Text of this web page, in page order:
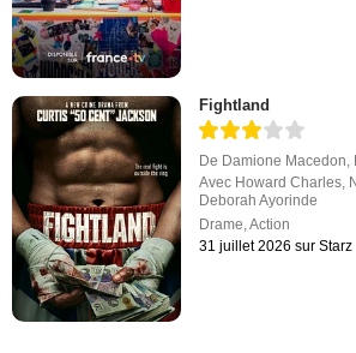
Fightland
De Damione Macedon,
Avec Howard Charles,
Deborah Ayorinde
Drame,Action
31 juillet 2026 sur Starz